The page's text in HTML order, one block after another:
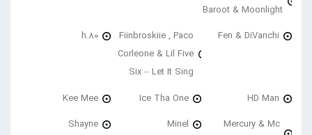
Baroot & Moonlight
Fen & DiVanchi
Fiinbroskiie , Paco
Corleone & Lil Five
Six – Let It Sing
h.80
HD Man
Ice Tha One
Kee Mee
Mercury & Mc
Minel
Shayne